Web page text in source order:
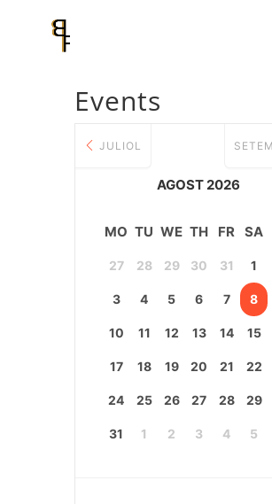
Events
JULIOL
AGOST 2026
MO TU WE TH FR SA
27 28 29 30 31 1
3 4 5 6 7 8
10 11 12 13 14 15
17 18 19 20 21 22
24 25 26 27 28 29
31 1 2 3 4 5